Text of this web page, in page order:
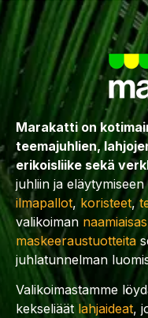
Marakatti on
teemajuhlien,
erikoisliike sekä
juhliin ja eläytymiseen
ilmapallot, koristeet,
valikoiman
maskeeraustuotteita
juhlatunnelman
Valikoimastamme
kekseliäät lahjaideat,